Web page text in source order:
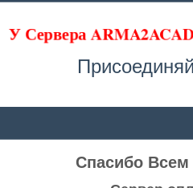
У Сервера
Спасибо Всем